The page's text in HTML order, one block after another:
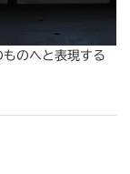
のへと表現する